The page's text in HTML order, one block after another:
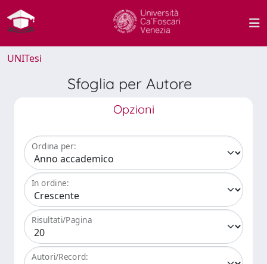
UNITesi
Sfoglia per Autore
Opzioni
Ordina per:
In ordine:
Risultati/Pagina
Autori/Record: